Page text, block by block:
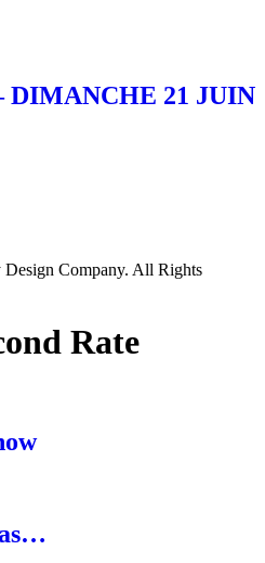
DIMANCHE 21 JUIN
Company. All Rights
Rate